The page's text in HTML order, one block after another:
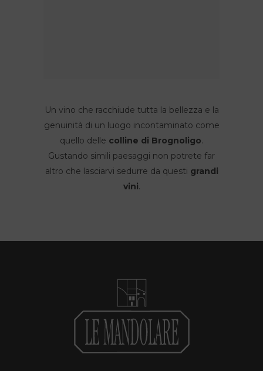
Un vino che racchiude tutta la bellezza e la
genuinità di un luogo incontaminato come
quello delle colline di Brognoligo.
Gustando simili paesaggi non potrete far
altro che lasciarvi sedurre da questi grandi
vini.